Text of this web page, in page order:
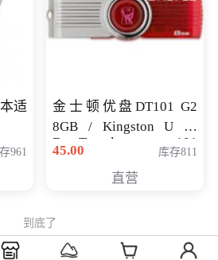
适
961
金士顿优盘DT101 G2
8GB / Kingston U 盘
DataTraveler 101
Generati
45.00 库存811
直营
到底了